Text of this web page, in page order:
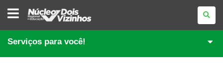
NÚCLEO
REGIONAL
EDUCAÇÃO
DE
DOIS
Serviços para você!